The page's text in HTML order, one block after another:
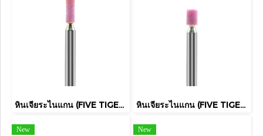
หินเจียระไนแกน (FIVE TIGER) หินเจียระไนแกน (FIVE TIGER)
New New